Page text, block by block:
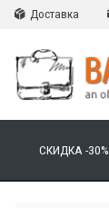
Доставка
СКИДКА -30%